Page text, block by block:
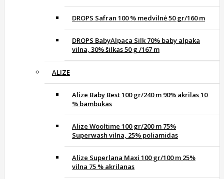
DROPS Safran 100 % medvilnė 50 gr/160 m
DROPS BabyAlpaca Silk 70% baby alpaka
vilna, 30% šilkas 50 g /167 m
ALIZE
Alize Baby Best 100 gr/240 m 90% akrilas 10
% bambukas
Alize Wooltime 100 gr/200 m 75%
Superwash vilna, 25% poliamidas
Alize Superlana Maxi 100 gr/100 m 25%
vilna 75 % akrilanas